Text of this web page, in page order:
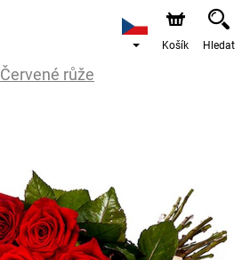
Košík Hledat
Červené růže